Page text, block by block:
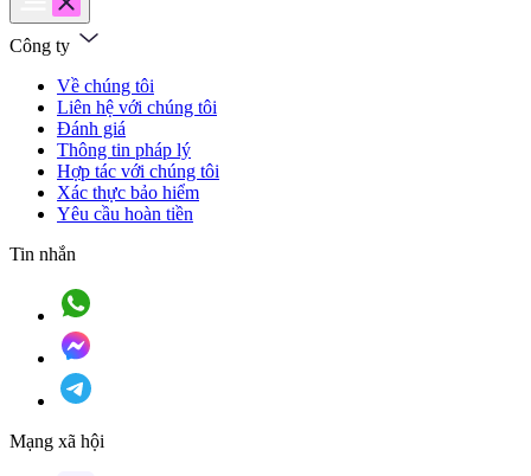
Công ty
Về chúng tôi
Liên hệ với chúng tôi
Đánh giá
Thông tin pháp lý
Hợp tác với chúng tôi
Xác thực bảo hiểm
Yêu cầu hoàn tiền
Tin nhắn
Mạng xã hội